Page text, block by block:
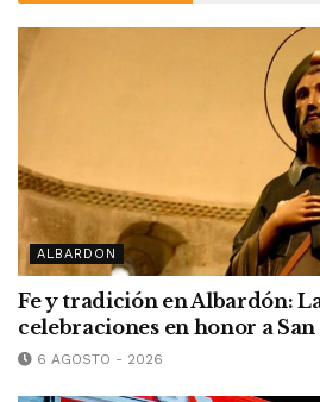
ALBARDON
Fe y tradición en Albardón:
celebraciones en honor a San
6 AGOSTO - 2026